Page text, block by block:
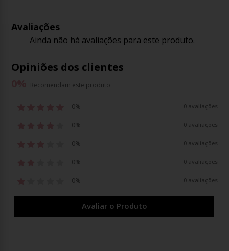
Avaliações
Ainda não há avaliações para este produto.
Opiniões dos clientes
Recomendam este produto
0% 0 avaliações
0% 0 avaliações
0% 0 avaliações
0% 0 avaliações
0% 0 avaliações
Avaliar o Produto